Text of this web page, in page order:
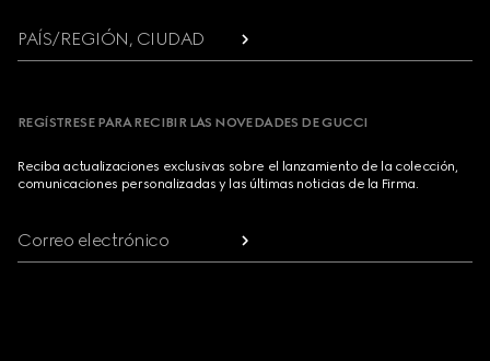
PAÍS/REGIÓN, CIUDAD
REGÍSTRESE PARA RECIBIR LAS NOVEDADES DE GUCCI
Reciba actualizaciones exclusivas sobre el lanzamiento de la colección,
comunicaciones personalizadas y las últimas noticias de la Firma.
Correo electrónico